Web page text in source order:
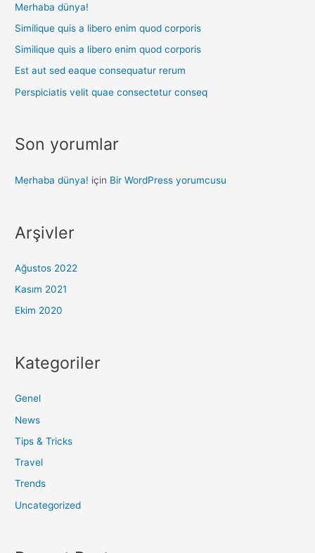
Merhaba dünya!
Similique quis a libero enim quod corporis
Similique quis a libero enim quod corporis
Est aut sed eaque consequatur rerum
Perspiciatis velit quae consectetur conseq
Son yorumlar
Merhaba dünya! için Bir WordPress yorumcusu
Arşivler
Ağustos 2022
Kasım 2021
Ekim 2020
Kategoriler
Genel
News
Tips & Tricks
Travel
Trends
Uncategorized